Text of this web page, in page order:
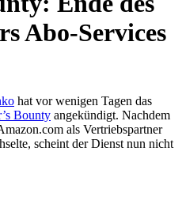
Abo-Services
hat vor wenigen Tagen das
Bounty angekündigt. Nachdem
als Vertriebspartner
scheint der Dienst nun nicht